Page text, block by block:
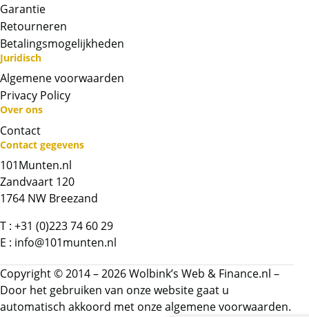
Chat met ons
Bel ons
Contactformulier
Garantie
Retourneren
Betalingsmogelijkheden
Juridisch
Algemene voorwaarden
Privacy Policy
Over ons
Contact
Contact gegevens
101Munten.nl
Zandvaart 120
1764 NW Breezand
T : +31 (0)223 74 60 29
E : info@101munten.nl
Copyright © 2014 – 2026 Wolbink’s Web & Finance.nl –
Door het gebruiken van onze website gaat u
automatisch akkoord met onzealgemene voorwaarden.